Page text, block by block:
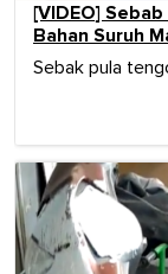
[VIDEO]
Bahan Suruh
Sebak pula